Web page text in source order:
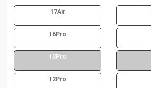
17Air
16Pro
13Pro
12Pro